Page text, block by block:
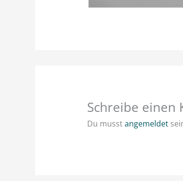
Schreibe einen
Du musstangemeldet